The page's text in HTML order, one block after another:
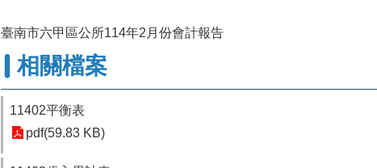
臺南市六甲區公所114年2月份會計報告
相關檔案
11402平衡表
pdf(59.83 KB)